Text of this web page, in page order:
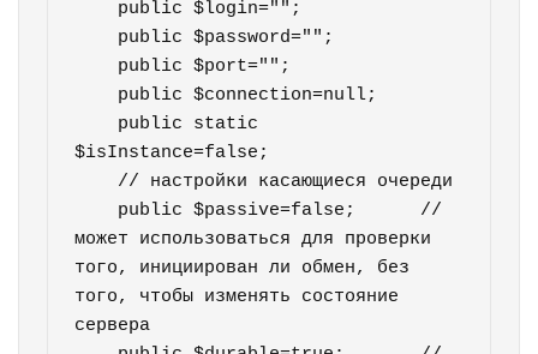
$isInstance=false;
может использоваться для проверки
того, инициирован ли обмен, без
того, чтобы изменять состояние
сервера